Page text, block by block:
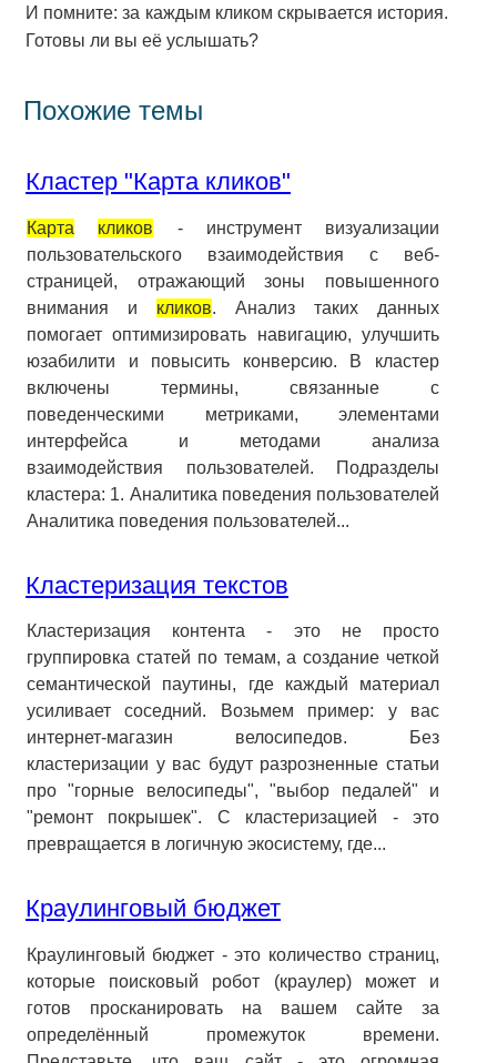
И помните: за каждым кликом скрывается история.
Готовы ли вы её услышать?
Похожие темы
Кластер "Карта кликов"
Карта кликов - инструмент визуализации
пользовательского взаимодействия с веб-
страницей, отражающий зоны повышенного
внимания и кликов. Анализ таких данных
помогает оптимизировать навигацию, улучшить
юзабилити и повысить конверсию. В кластер
включены термины, связанные с
поведенческими метриками, элементами
интерфейса и методами анализа
взаимодействия пользователей. Подразделы
кластера: 1. Аналитика поведения пользователей
Аналитика поведения пользователей...
Кластеризация текстов
Кластеризация контента - это не просто
группировка статей по темам, а создание четкой
семантической паутины, где каждый материал
усиливает соседний. Возьмем пример: у вас
интернет-магазин велосипедов. Без
кластеризации у вас будут разрозненные статьи
про "горные велосипеды", "выбор педалей" и
"ремонт покрышек". С кластеризацией - это
превращается в логичную экосистему, где...
Краулинговый бюджет
Краулинговый бюджет - это количество страниц,
которые поисковый робот (краулер) может и
готов просканировать на вашем сайте за
определённый промежуток времени.